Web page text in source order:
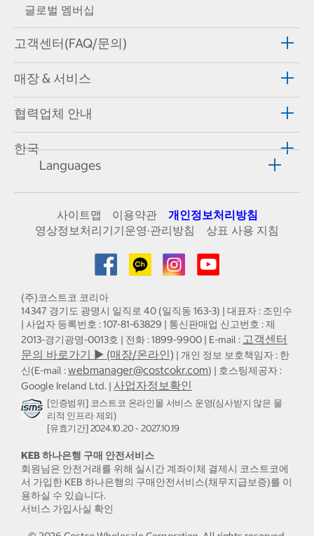
글로벌 멤버십
고객센터(FAQ/문의)
매장 & 서비스
협력업체 안내
한국
Languages
사이트맵 이용약관
개인정보처리방침
영상정보처리기기운영·관리방침
상표 사용 지침
(주)코스트코 코리아
14347 경기도 광명시 일직로 40 (일직동 163-3) | 대표자 : 조민수
| 사업자 등록번호 : 107-81-63829 | 통신판매업 신고번호 : 제
2013-경기광명-0013호 | 전화 : 1899-9900 | E-mail : 고객센터
문의 바로가기 ▶ (매장/온라인) | 개인 정보 보호책임자 : 한
신(E-mail :webmanager@costcokr.com) | 호스팅제공자 :
Google Ireland Ltd. | 사업자정보확인
[인증범위] 코스트코 온라인몰 서비스 운영(심사받지 않은 물
리적 인프라 제외)
[유효기간] 2024.10.20 - 2027.10.19
KEB 하나은행 구매 안전서비스
회원님은 안전거래를 위해 실시간 계좌이체 결제시 코스트코에
서 가입한 KEB 하나은행의 구매안전서비스(채무지급보증)를 이
용하실 수 있습니다.
서비스 가입사실 확인